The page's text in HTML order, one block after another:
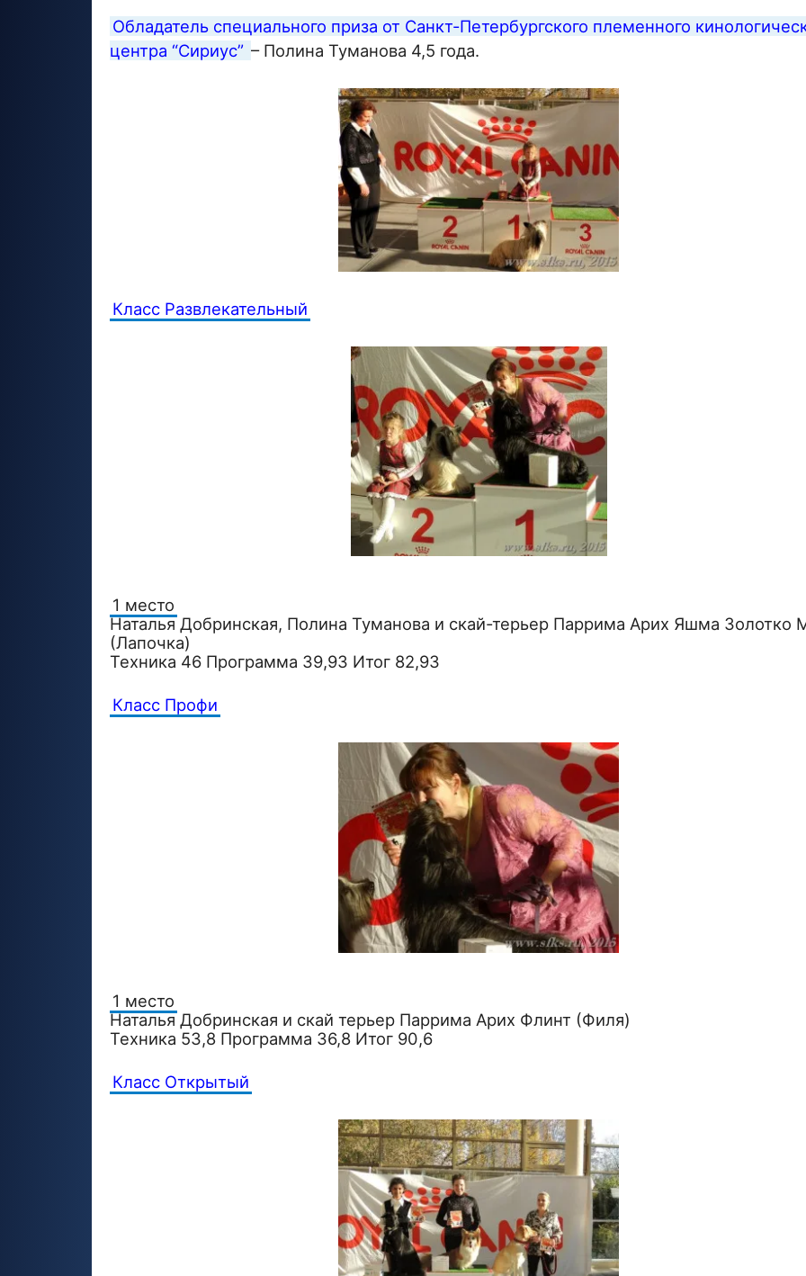
Обладатель специального приза от Санкт-Петербургского племенного
центра “Сириус” – Полина Туманова 4,5 года.
Класс Развлекательный
1 место
Наталья Добринская, Полина Туманова и скай-терьер Паррима Арих Яшма Золотко
(Лапочка)
Техника 46 Программа 39,93 Итог 82,93
Класс Профи
1 место
Наталья Добринская и скай терьер Паррима Арих Флинт (Филя)
Техника 53,8 Программа 36,8 Итог 90,6
Класс Открытый